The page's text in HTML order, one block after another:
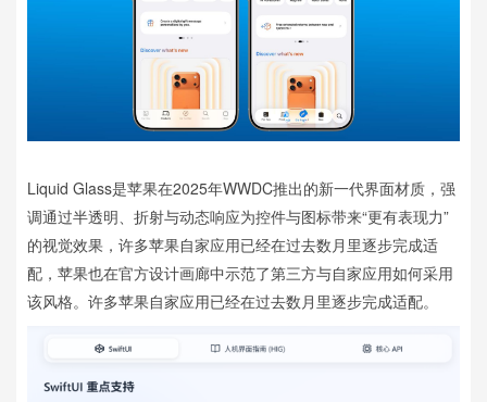
Liquid Glass是苹果在2025年WWDC推出的新一代界面材质，强
调通过半透明、折射与动态响应为控件与图标带来“更有表现力”
的视觉效果，许多苹果自家应用已经在过去数月里逐步完成适
配，苹果也在官方设计画廊中示范了第三方与自家应用如何采用
该风格。许多苹果自家应用已经在过去数月里逐步完成适配。